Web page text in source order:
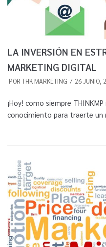
LA INVERSIÓN EN
MARKETING DIGITAL
POR THK MARKETING 26 JUNIO,
¡Hoy! como siempre
conocimiento para traerte un